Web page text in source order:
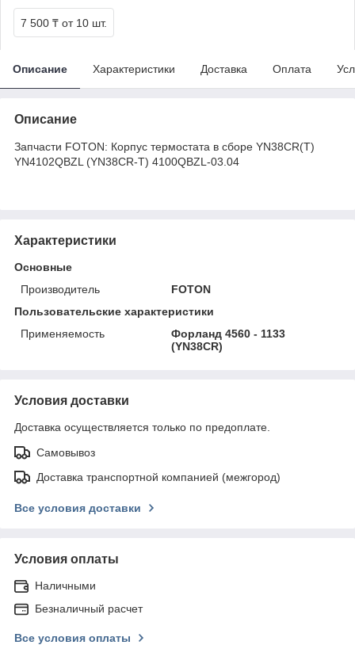
7 500 ₸ от 10 шт.
Описание Характеристики Доставка Оплата
Описание
Запчасти FOTON: Корпус термостата в сборе YN38CR(T)
YN4102QBZL (YN38CR-T) 4100QBZL-03.04
Характеристики
Основные
Производитель
FOTON
Пользовательские характеристики
Применяемость
Форланд 4560 - 1133
(YN38CR)
Условия доставки
Доставка осуществляется только по предоплате.
Самовывоз
Доставка транспортной компанией (межгород)
Все условия доставки
Условия оплаты
Наличными
Безналичный расчет
Все условия оплаты